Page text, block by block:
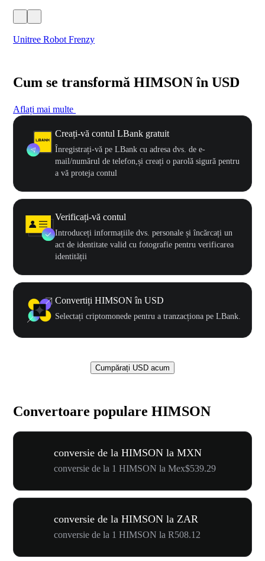
Unitree Robot Frenzy
Cum se transformă HIMSON în USD
Aflați mai multe
Creați-vă contul LBank gratuit
Înregistrați-vă pe LBank cu adresa dvs. de e-
mail/numărul de telefon,și creați o parolă sigură pentru
a vă proteja contul
Verificați-vă contul
Introduceți informațiile dvs. personale și încărcați un
act de identitate valid cu fotografie pentru verificarea
identității
Convertiți HIMSON în USD
Selectați criptomonede pentru a tranzacționa pe LBank.
Cumpărați USD acum
Convertoare populare HIMSON
conversie de la HIMSON la MXN
conversie de la 1 HIMSON la Mex$539.29
conversie de la HIMSON la ZAR
conversie de la 1 HIMSON la R508.12